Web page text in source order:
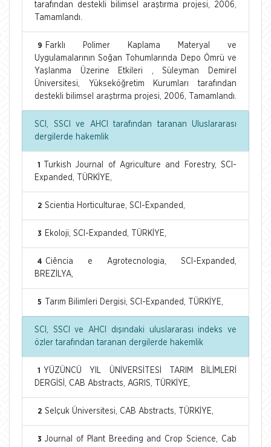
tarafından destekli bilimsel araştırma projesi, 2006,
Tamamlandı.
9
Farklı Polimer Kaplama Materyal ve
Uygulamalarının Soğan Tohumlarında Depo Ömrü ve
Yaşlanma Üzerine Etkileri , Süleyman Demirel
Üniversitesi, Yükseköğretim Kurumları tarafından
destekli bilimsel araştırma projesi, 2006, Tamamlandı.
SCI, SSCI ve AHCI tarafından taranan Uluslararası
dergilerde hakemlik
1
Turkish Journal of Agriculture and Forestry, SCI-
Expanded, TÜRKİYE,
2 Scientia Horticulturae, SCI-Expanded,
3 Ekoloji, SCI-Expanded, TÜRKİYE,
4 Ciência e Agrotecnologia, SCI-Expanded,
BREZİLYA,
5 Tarım Bilimleri Dergisi, SCI-Expanded, TÜRKİYE,
SCI, SSCI ve AHCI dışındaki uluslararası indeks ve
özler tarafından taranan dergilerde hakemlik
1
YÜZÜNCÜ YIL ÜNİVERSİTESİ TARIM BİLİMLERİ
DERGİSİ, CAB Abstracts, AGRIS, TÜRKİYE,
2 Selçuk Üniversitesi, CAB Abstracts, TÜRKİYE,
3 Journal of Plant Breeding and Crop Science, Cab